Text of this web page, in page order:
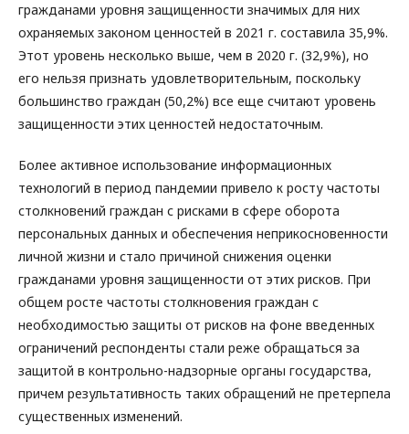
гражданами уровня защищенности значимых для них
охраняемых законом ценностей в 2021 г. составила 35,9%.
Этот уровень несколько выше, чем в 2020 г. (32,9%), но
его нельзя признать удовлетворительным, поскольку
большинство граждан (50,2%) все еще считают уровень
защищенности этих ценностей недостаточным.
Более активное использование информационных
технологий в период пандемии привело к росту частоты
столкновений граждан с рисками в сфере оборота
персональных данных и обеспечения неприкосновенности
личной жизни и стало причиной снижения оценки
гражданами уровня защищенности от этих рисков. При
общем росте частоты столкновения граждан с
необходимостью защиты от рисков на фоне введенных
ограничений респонденты стали реже обращаться за
защитой в контрольно-надзорные органы государства,
причем результативность таких обращений не претерпела
существенных изменений.